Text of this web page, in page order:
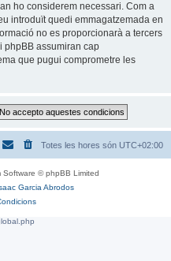
ho considerem necessari. Com a
introduït quedi emmagatzemada en
no es proporcionarà a tercers
phpBB assumiran cap
que pugui comprometre les
Totes les hores són UTC+02:00
Software © phpBB Limited
Garcia Abrodos